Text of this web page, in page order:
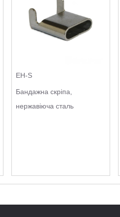
EH-S
Бандажна скріпа,
нержавіюча сталь